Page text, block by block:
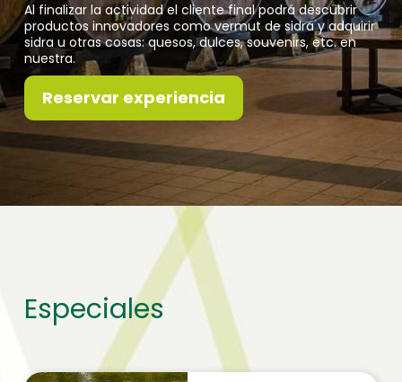
Al finalizar la actividad el cliente final podrá descubrir
productos innovadores como vermut de sidra y adquirir
sidra u otras cosas: quesos, dulces, souvenirs, etc. en
nuestra.
Reservar experiencia
Especiales